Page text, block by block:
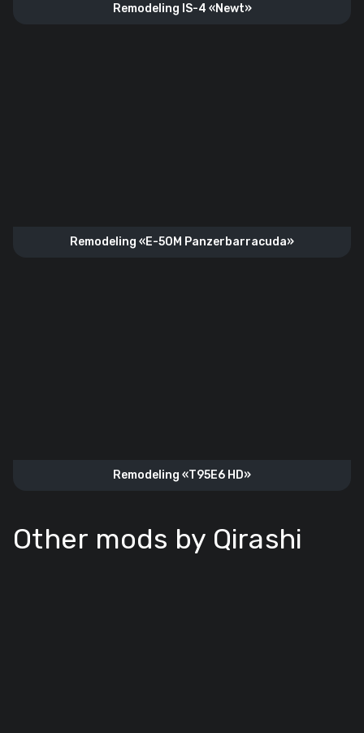
Remodeling IS-4 «Newt»
Remodeling «E-50M Panzerbarracuda»
Remodeling «T95E6 HD»
Other mods by Qirashi